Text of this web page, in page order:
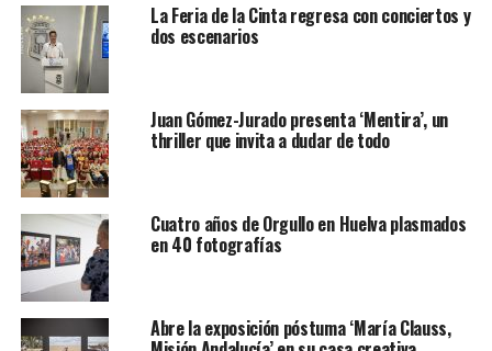
La Feria de la Cinta regresa con conciertos y
dos escenarios
Juan Gómez-Jurado presenta ‘Mentira’, un
thriller que invita a dudar de todo
Cuatro años de Orgullo en Huelva plasmados
en 40 fotografías
Abre la exposición póstuma ‘María Clauss,